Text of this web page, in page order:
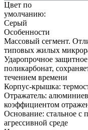
Цвет по
умолчанию:
Серый
Особенности
Массовый сегмент.
типовых жилых
Ударопрочное
поликарбонат,
течением времени
Корпус-крышка:
Отражатель:
коэффициентом
Основание: стальное с
агрессивной среде